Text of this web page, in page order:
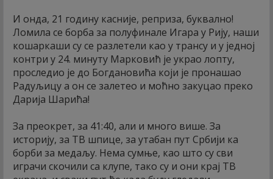
И онда, 21 годину касније, реприза, буквално!
Ломила се борба за полуфинале Игара у Рију, наши
кошаркаши су се разлетели као у трансу и у једној
контри у 24. минуту Марковић је украо лопту,
проследио је до Богдановића који је пронашао
Радуљицу а он се залетео и моћно закуцао преко
Дарија Шарића!
За преокрет, за 41:40, али и много више. За
историју, за ТВ шпице, за утабан пут Србији ка
борби за медаљу. Нема сумње, као што су сви
играчи скочили са клупе, тако су и они крај ТВ